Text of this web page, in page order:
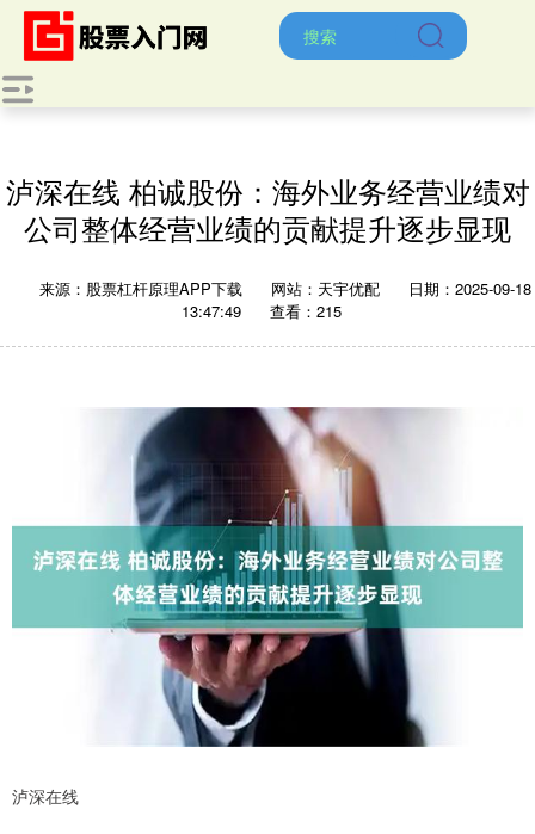
泸深在线 柏诚股份：海外业务经营业绩对
公司整体经营业绩的贡献提升逐步显现
来源：股票杠杆原理APP下载 网站：天宇优配
日期：2025-09-18
13:47:49
查看：215
泸深在线